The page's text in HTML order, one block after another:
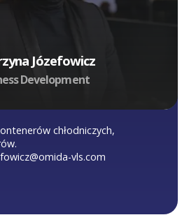
Józefowicz
Development
chłodniczych,
vls.com